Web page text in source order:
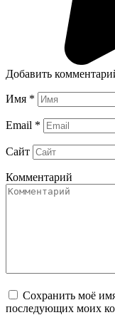
Добавить
Имя *
Email *
Сайт
Комментарий
Сохранить моё
последующих моих